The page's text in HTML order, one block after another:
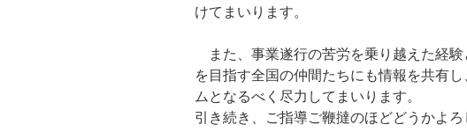
けてまいります。
また、事業遂行の苦労を乗り越えた経験
を目指す全国の仲間たちにも情報を共有
ムとなるべく尽力してまいります。
引き続き、ご指導ご鞭撻のほどどうかよろ